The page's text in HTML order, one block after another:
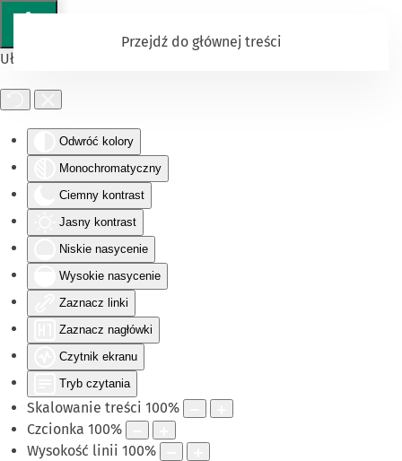
Ułatwienia dostępu
Odwróć kolory
Monochromatyczny
Ciemny kontrast
Jasny kontrast
Niskie nasycenie
Wysokie nasycenie
Zaznacz linki
Zaznacz nagłówki
Czytnik ekranu
Tryb czytania
Skalowanie treści 100%
Czcionka 100%
Wysokość linii 100%
Przejdź do głównej treści